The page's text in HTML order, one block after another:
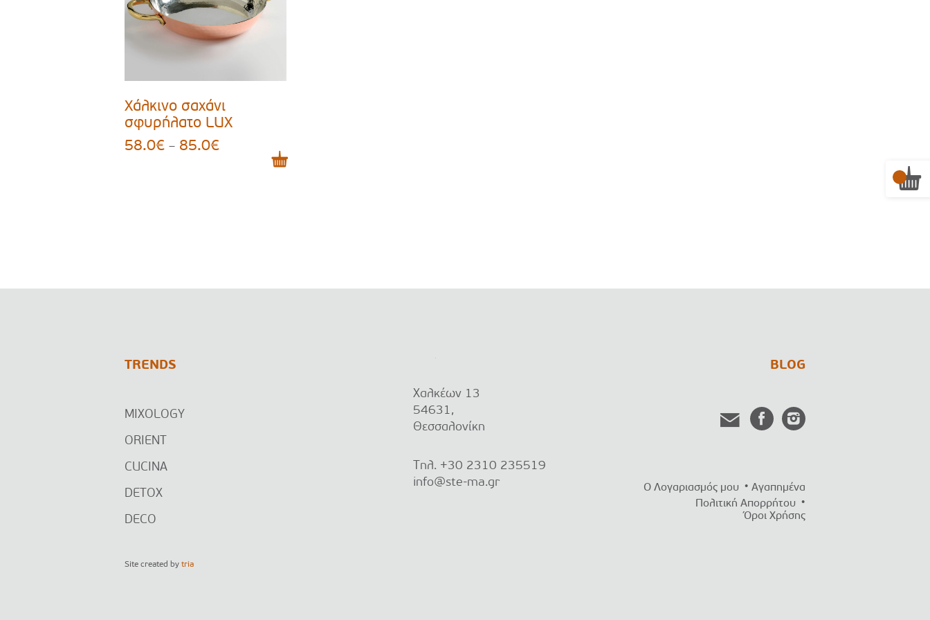
Χάλκινο σαχάνι
σφυρήλατο LUX
58.0€ – 85.0€Price
TRENDS
MIXOLOGY
ORIENT
CUCINA
DETOX
DECO
Χαλκέων 13
54631,
Θεσσαλονίκη
Τηλ. +30 2310 235519
info@ste-ma.gr
BLOG
Ο Λογαριασμός μου
Αγαπημένα
Πολιτική Απορρήτου
Όροι Χρήσης
Site created by tria